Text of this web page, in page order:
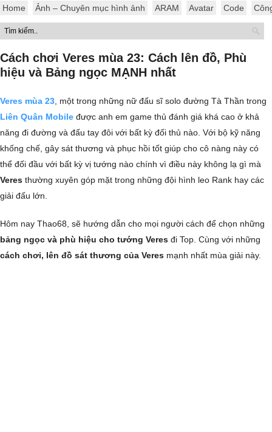
Home Ảnh – Chuyên mục hình ảnh ARAM Avatar Code
Cách chơi Veres mùa 23: Cách lên đồ, Phù
hiệu và Bảng ngọc MẠNH nhất
Veres mùa 23 , một trong những nữ đấu sĩ solo đường Tà Thần trong
Liên Quân Mobile được anh em game thủ đánh giá khá cao ở khả
năng đi đường và đấu tay đôi với bất kỳ đối thủ nào. Với bộ kỹ năng
khống chế, gây sát thương và phục hồi tốt giúp cho cô nàng này có
thể đối đầu với bất kỳ vị tướng nào chính vì điều này không lạ gì mà
Veres thường xuyên góp mặt trong những đội hình leo Rank hay các
giải đấu lớn.
Hôm nay Thao68, sẽ hướng dẫn cho mọi người cách để chọn những
bảng ngọc và phù hiệu cho tướng Veres đi Top. Cùng với những
cách chơi, lên đồ sát thương của Veres mạnh nhất mùa giải này.